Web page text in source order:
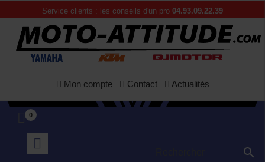
Service clients : les conseils d'un pro 04.93.09.22.39
Mon compte Contact Actualités
0
